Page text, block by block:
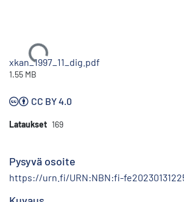
Ladataan...
xkan_1997_11_dig.pdf
1.55 MB
CC BY 4.0
Lataukset 169
Pysyvä osoite
https://urn.fi/URN:NBN:fi-